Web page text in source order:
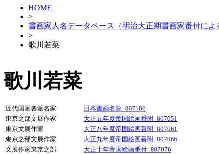
HOME
>
書画家人名データベース（明治大正期書画家番付によ
>
歌川若菜
歌川若菜
近代国画各派名家
日本書画名覧_807166
東京之部文展作家
大正五年度帝国絵画番附_807051
東京文展作家
大正八年度帝国絵画番附_807061
東京之部文展作家
大正九年度帝国絵画番附_807066
文展作家東京之部
大正十年帝国絵画番付_807076